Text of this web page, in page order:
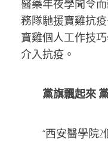
醫藥年夜學聞令
務隊馳援寶雞抗
寶雞個人工作技
介入抗疫。
黨旗飄起來 黨
“西安醫學院2